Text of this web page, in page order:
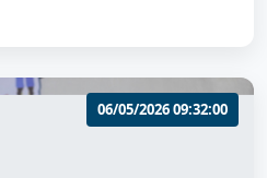
06/05/2026 09:32:00